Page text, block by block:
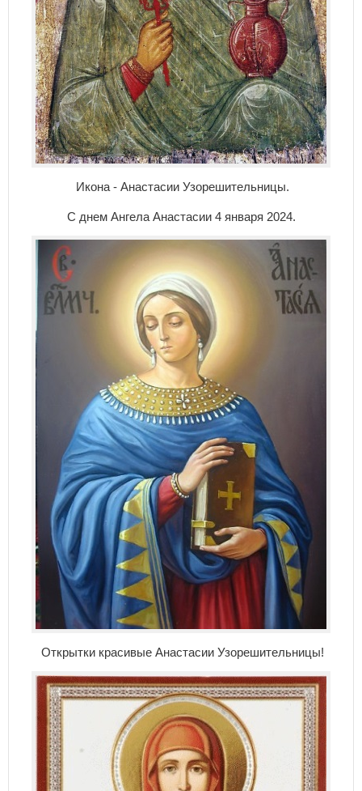
Икона - Анастасии Узорешительницы.
С днем Ангела Анастасии 4 января 2024.
Открытки красивые Анастасии Узорешительницы!